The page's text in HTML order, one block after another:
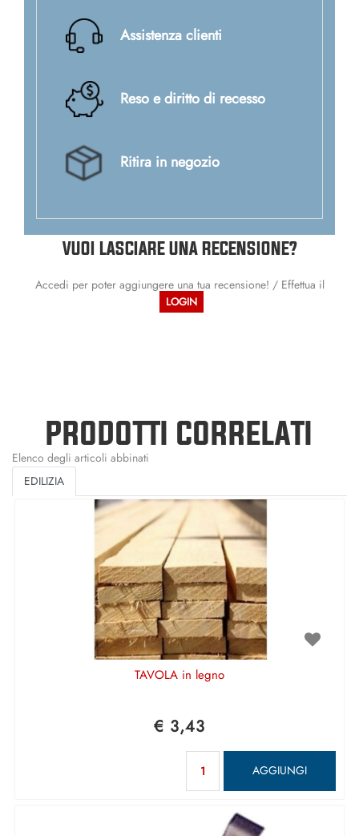
Assistenza clienti
Reso e diritto di recesso
Ritira in negozio
VUOI LASCIARE UNA RECENSIONE?
Accedi per poter aggiungere una tua recensione! / Effettua il
LOGIN
PRODOTTI CORRELATI
Elenco degli articoli abbinati
EDILIZIA
TAVOLA in legno
€ 3,43
AGGIUNGI